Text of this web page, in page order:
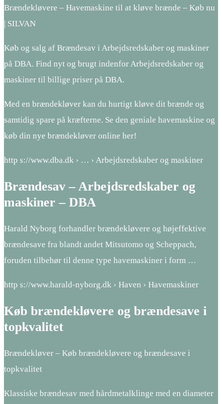
Brændekløvere – Havemaskine til at kløve brænde – Køb nu
| SILVAN
Køb og salg af Brændesav i Arbejdsredskaber og maskiner
på DBA. Find nyt og brugt indenfor Arbejdsredskaber og
maskiner til billige priser på DBA.
Med en brændekløver kan du hurtigt kløve dit brænde og
samtidig spare på kræfterne. Se den geniale havemaskine og
køb din nye brændekløver online her!
http s://www.dba.dk › … › Arbejdsredskaber og maskiner
Brændesav – Arbejdsredskaber og
maskiner – DBA
Harald Nyborg forhandler brændekløvere og højeffektive
brændesave fra blandt andet Mitsutomo og Scheppach,
foruden tilbehør til denne type havemaskiner i form …
http s://www.harald-nyborg.dk › Haven › Havemaskiner
Køb brændekløvere og brændesave i
topkvalitet
Brændekløver – Køb brændekløvere og brændesave i
topkvalitet
Klassiske brændesav med hårdmetalklinge med en diameter